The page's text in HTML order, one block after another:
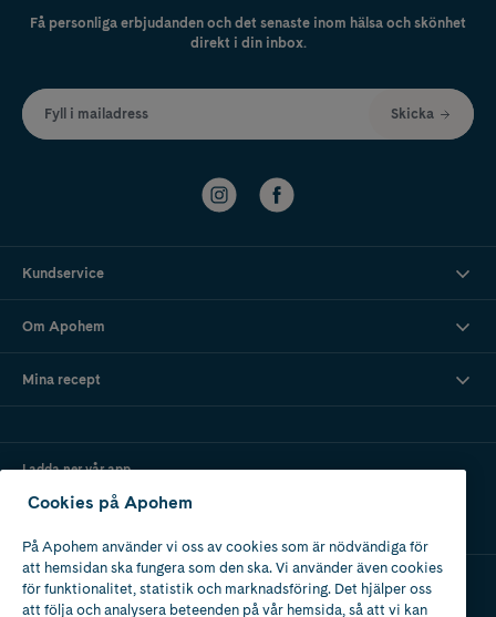
Få personliga erbjudanden och det senaste inom hälsa och skönhet
direkt i din inbox.
Fyll i mailadress Skicka
Kundservice
Om Apohem
Mina recept
Ladda ner vår app
Apotek med tillstånd
Cookies på Apohem
På Apohem använder vi oss av cookies som är nödvändiga för
att hemsidan ska fungera som den ska. Vi använder även cookies
för funktionalitet, statistik och marknadsföring. Det hjälper oss
att följa och analysera beteenden på vår hemsida, så att vi kan